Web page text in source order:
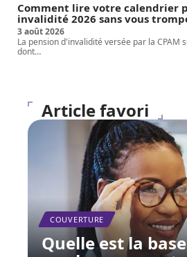
Comment lire votre calendrier
invalidité 2026 sans vous
3 août 2026
La pension d'invalidité versée par la CPAM
dont…
Article favori
COUVERTURE
Quelle est la